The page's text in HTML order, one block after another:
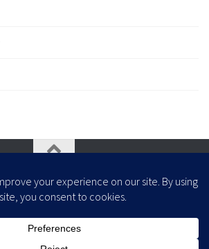
- Zaprojektowany z